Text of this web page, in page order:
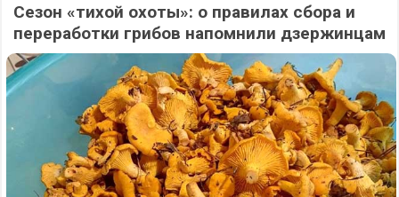
Сезон «тихой охоты»: о правилах сбора и
переработки грибов напомнили дзержинцам